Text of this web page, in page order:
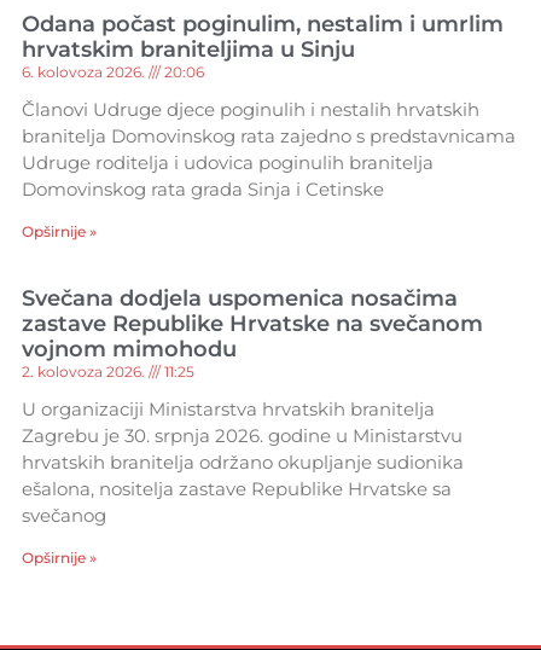
Odana počast poginulim, nestalim i umrlim
hrvatskim braniteljima u Sinju
6. kolovoza 2026. 20:06
Članovi Udruge djece poginulih i nestalih hrvatskih
branitelja Domovinskog rata zajedno s predstavnicama
Udruge roditelja i udovica poginulih branitelja
Domovinskog rata grada Sinja i Cetinske
Opširnije »
Svečana dodjela uspomenica nosačima
zastave Republike Hrvatske na svečanom
vojnom mimohodu
2. kolovoza 2026. 11:25
U organizaciji Ministarstva hrvatskih branitelja
Zagrebu je 30. srpnja 2026. godine u Ministarstvu
hrvatskih branitelja održano okupljanje sudionika
ešalona, nositelja zastave Republike Hrvatske sa
svečanog
Opširnije »